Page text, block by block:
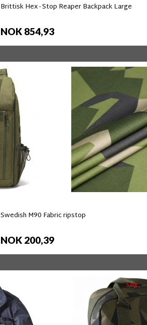
Brittisk Hex - Stop Reaper Backpack Large
NOK 854,93
Swedish M90 Fabric ripstop
NOK 200,39
Salg